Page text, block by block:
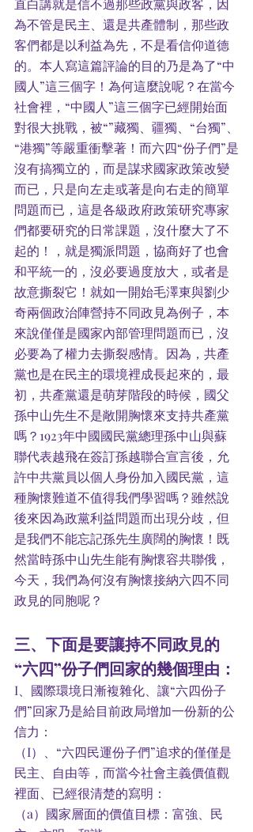
直白講就是信不過那些政黨與政客，因
為不管是民主、還是共產體制，那些政
客們都是以利益為先，不是看信仰道德
的。本人寫這篇評論的目的乃是為了“中
國人”這三個字！為何這麼說呢？在當今
社會裡，“中國人”這三個字已經開始面
對很大挑戰，被“”藏獨、疆獨、“台獨”、
“港獨”等嚴重衝擊著！而六四“份子們”是
沒有搞獨立的，而是謀求國家政策改變
而已，只是向左走或著是向右走的簡單
問題而已，這是各級政府政策研究專家
們都要研究的日常課題，沒什麼大了不
起的！，就是獨派問題，協商好了也會
和平統一的，沒必要過度放大，或者是
故意撕裂它！就如一開始毛澤東與劉少
奇兩個政治陣營持不同政見為例子，本
來說僅僅是國家內部管理問題而已，沒
必要為了權力去撕裂感情。因為，共產
黨也是在民主的環境裡成長起來的，最
初，共產黨還是萌芽階段的時候，國父
孫中山先生不是敞開胸懷來支持共產黨
嗎？1923年中國國民黨總理孫中山與蘇
聯代表越飛在簽訂孫越聯合宣言後，允
許中共黨員以個人身份加入國民黨，這
種胸懷難道不值得我們學習嗎？雖然說
後來因為政黨利益問題而出現分歧，但
是我們不能忘記孫先生廣闊的胸懷！既
然當時孫中山先生能有胸懷容共聯俄，
今天，我們為何沒有胸懷接納六四不同
政見的同胞呢？
三、下面是要讓持不同政見的
“六四”份子們回家的幾個理由：
I、國際環境日漸複雜化、讓“六四份子
們”回家乃是給目前政局增加一份新的公
信力：
（I）、“六四民運份子們”追求的僅僅是
民主、自由等，而當今社會主義價值觀
裡面、已經很清楚的寫明：
（a）國家層面的價值目標：富強、民